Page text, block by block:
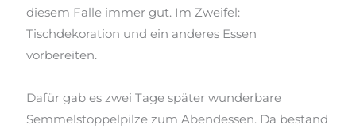
diesem Falle immer gut. Im Zweifel:
Tischdekoration und ein anderes Essen
vorbereiten.
Dafür gab es zwei Tage später wunderbare
Semmelstoppelpilze zum Abendessen. Da bestand